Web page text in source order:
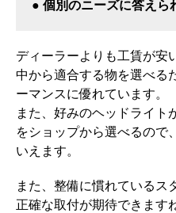
● 個別のニーズに答えら
ディーラーよりも工賃が安
中から適合する物を選べる
ーマンスに優れています。
また、好みのヘッドライト
をショップから選べるので
いえます。
また、整備に慣れているス
正確な取付が期待できます